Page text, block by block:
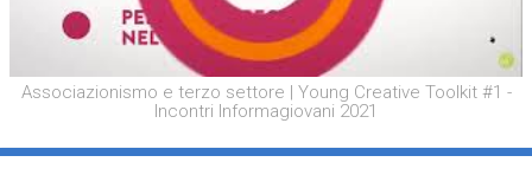
Associazionismo e terzo settore | Young Creative Toolkit #1 -
Incontri Informagiovani 2021